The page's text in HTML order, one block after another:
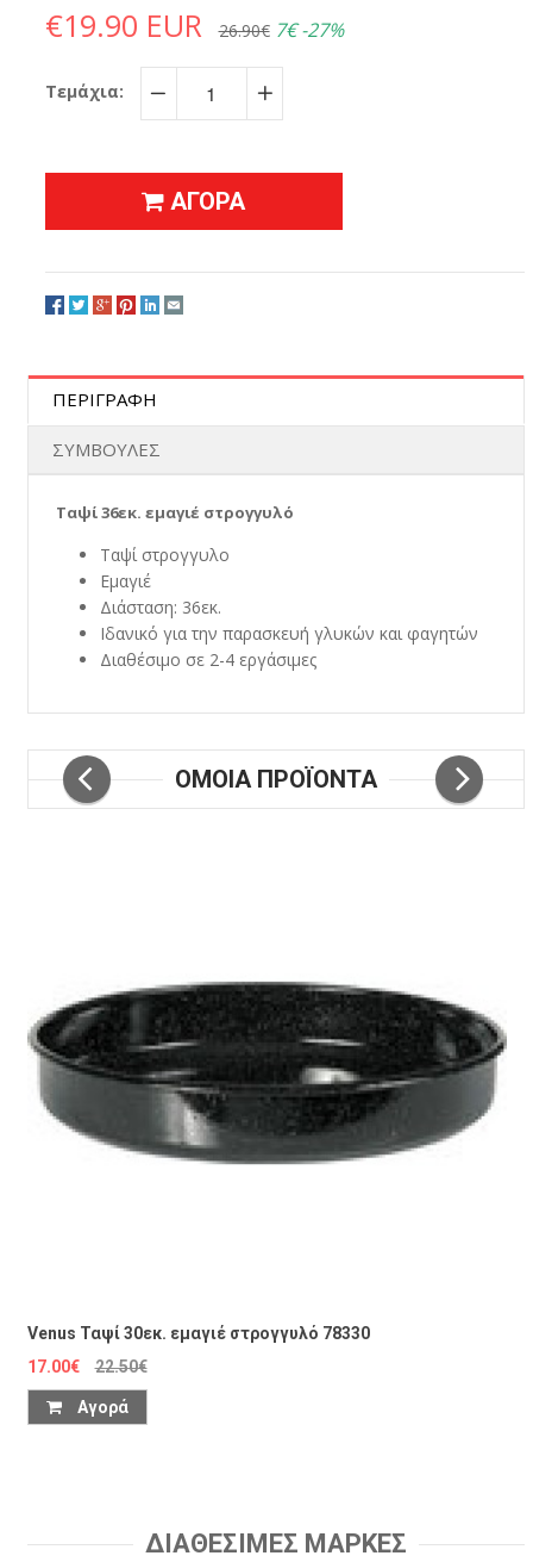
€19.90 EUR 26.90€ 7€ -27%
Τεμάχια:
− +
ΑΓΟΡΑ
ΠΕΡΙΓΡΑΦΗ
ΣΥΜΒΟΥΛΕΣ
Ταψί 36εκ. εμαγιέ στρογγυλό
Ταψί στρογγυλο
Εμαγιέ
Διάσταση: 36εκ.
Ιδανικό για την παρασκευή γλυκών και φαγητών
Διαθέσιμο σε 2-4 εργάσιμες
ΟΜΟΙΑ ΠΡΟΪΟΝΤΑ
Venus Ταψί 30εκ. εμαγιέ στρογγυλό 78330
17.00€
22.50€
Αγορά
ΔΙΑΘΕΣΙΜΕΣ ΜΑΡΚΕΣ